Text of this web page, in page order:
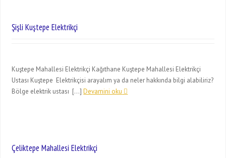
Şişli Kuştepe Elektrikçi
Kuştepe Mahallesi Elektrikçi Kağıthane Kuştepe Mahallesi Elektrikçi
Ustası Kuştepe Elektrikçisi arayalım ya da neler hakkında bilgi alabiliriz?
Bölge elektrik ustası […]Devamini oku
Çeliktepe Mahallesi Elektrikçi